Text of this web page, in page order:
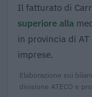
Il fatturato di
superiore alla
in provincia di AT
imprese.
Elaborazione sui
divisione ATECO e